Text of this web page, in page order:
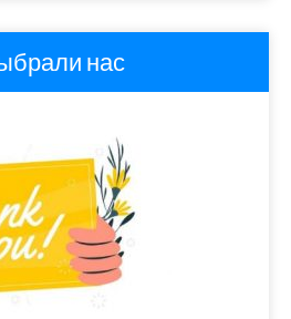
нас